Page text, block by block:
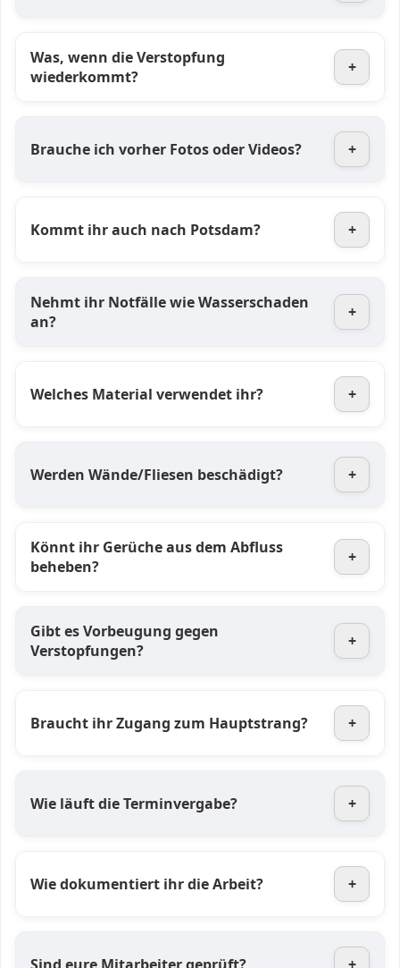
Was, wenn die Verstopfung
wiederkommt?
+
Brauche ich vorher Fotos oder Videos? +
Kommt ihr auch nach Potsdam? +
Nehmt ihr Notfälle wie Wasserschaden
an?
+
Welches Material verwendet ihr? +
Werden Wände/Fliesen beschädigt? +
Könnt ihr Gerüche aus dem Abfluss
beheben?
+
Gibt es Vorbeugung gegen
Verstopfungen?
+
Braucht ihr Zugang zum Hauptstrang? +
Wie läuft die Terminvergabe? +
Wie dokumentiert ihr die Arbeit? +